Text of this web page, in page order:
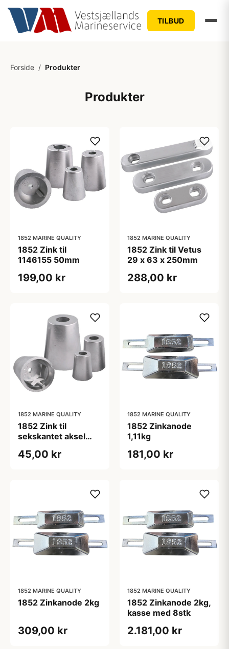
TILBUD
Forside / Produkter
Produkter
1852 MARINE QUALITY
1852 Zink til
1146155 50mm
199,00 kr
1852 MARINE QUALITY
1852 Zink til Vetus
29 x 63 x 250mm
288,00 kr
1852 MARINE QUALITY
1852 Zink til
sekskantet aksel
25mm
45,00 kr
1852 MARINE QUALITY
1852 Zinkanode
1,11kg
181,00 kr
1852 MARINE QUALITY
1852 Zinkanode 2kg
309,00 kr
1852 MARINE QUALITY
1852 Zinkanode 2kg,
kasse med 8stk
2.181,00 kr